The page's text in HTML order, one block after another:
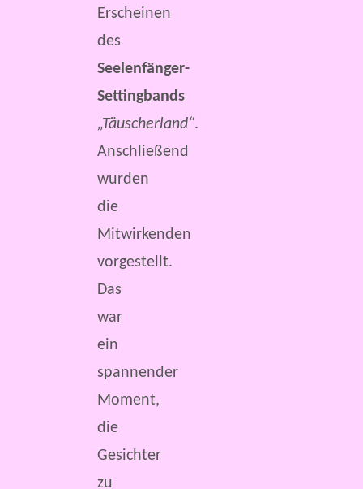
Erscheinen
des
Seelenfänger-
Settingbands
„Täuscherland“.
Anschließend
wurden
die
Mitwirkenden
vorgestellt.
Das
war
ein
spannender
Moment,
die
Gesichter
zu